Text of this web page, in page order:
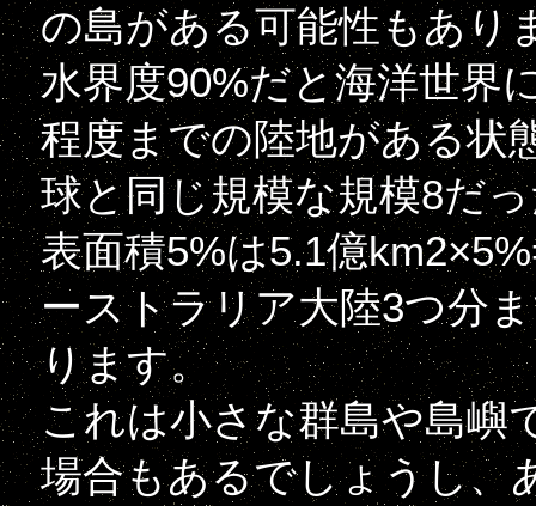
の島がある可能性もあり
水界度90%だと海洋世界
程度までの陸地がある状
球と同じ規模な規模8だ
表面積5%は5.1億
ーストラリア大陸3つ分
ります。
これは小さな群島や島嶼
場合もあるでしょうし、